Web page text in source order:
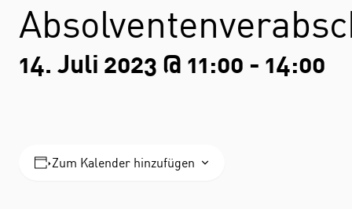
14. Juli 2023 @ 11:00 - 14:00
Zum Kalender hinzufügen